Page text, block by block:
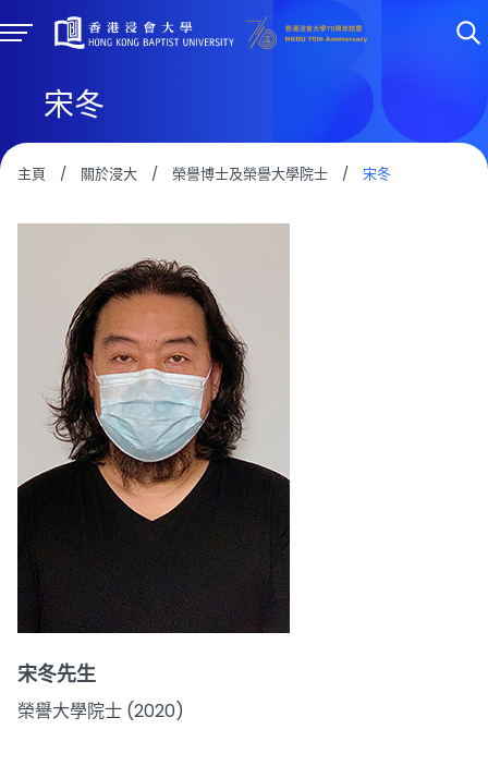
宋冬
主頁 / 關於浸大 / 榮譽博士及榮譽大學院士 / 宋冬
宋冬先生
榮譽大學院士 (2020)